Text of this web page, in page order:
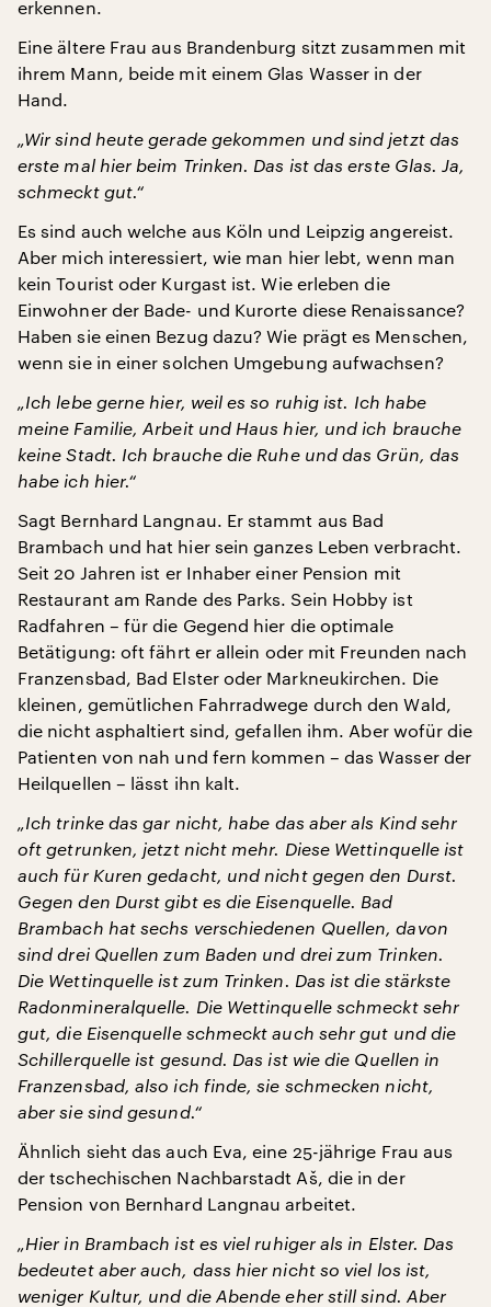
erkennen.
Eine ältere Frau aus Brandenburg sitzt zusammen mit
ihrem Mann, beide mit einem Glas Wasser in der
Hand.
„Wir sind heute gerade gekommen und sind jetzt das
erste mal hier beim Trinken. Das ist das erste Glas. Ja,
schmeckt gut.“
Es sind auch welche aus Köln und Leipzig angereist.
Aber mich interessiert, wie man hier lebt, wenn man
kein Tourist oder Kurgast ist. Wie erleben die
Einwohner der Bade- und Kurorte diese Renaissance?
Haben sie einen Bezug dazu? Wie prägt es Menschen,
wenn sie in einer solchen Umgebung aufwachsen?
„Ich lebe gerne hier, weil es so ruhig ist. Ich habe
meine Familie, Arbeit und Haus hier, und ich brauche
keine Stadt. Ich brauche die Ruhe und das Grün, das
habe ich hier.“
Sagt Bernhard Langnau. Er stammt aus Bad
Brambach und hat hier sein ganzes Leben verbracht.
Seit 20 Jahren ist er Inhaber einer Pension mit
Restaurant am Rande des Parks. Sein Hobby ist
Radfahren – für die Gegend hier die optimale
Betätigung: oft fährt er allein oder mit Freunden nach
Franzensbad, Bad Elster oder Markneukirchen. Die
kleinen, gemütlichen Fahrradwege durch den Wald,
die nicht asphaltiert sind, gefallen ihm. Aber wofür die
Patienten von nah und fern kommen – das Wasser der
Heilquellen – lässt ihn kalt.
„Ich trinke das gar nicht, habe das aber als Kind sehr
oft getrunken, jetzt nicht mehr. Diese Wettinquelle ist
auch für Kuren gedacht, und nicht gegen den Durst.
Gegen den Durst gibt es die Eisenquelle. Bad
Brambach hat sechs verschiedenen Quellen, davon
sind drei Quellen zum Baden und drei zum Trinken.
Die Wettinquelle ist zum Trinken. Das ist die stärkste
Radonmineralquelle. Die Wettinquelle schmeckt sehr
gut, die Eisenquelle schmeckt auch sehr gut und die
Schillerquelle ist gesund. Das ist wie die Quellen in
Franzensbad, also ich finde, sie schmecken nicht,
aber sie sind gesund.“
Ähnlich sieht das auch Eva, eine 25-jährige Frau aus
der tschechischen Nachbarstadt Aš, die in der
Pension von Bernhard Langnau arbeitet.
„Hier in Brambach ist es viel ruhiger als in Elster. Das
bedeutet aber auch, dass hier nicht so viel los ist,
weniger Kultur, und die Abende eher still sind. Aber